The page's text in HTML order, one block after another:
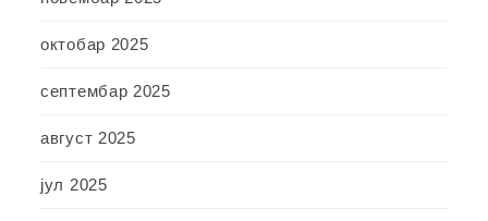
октобар 2025
септембар 2025
август 2025
јул 2025